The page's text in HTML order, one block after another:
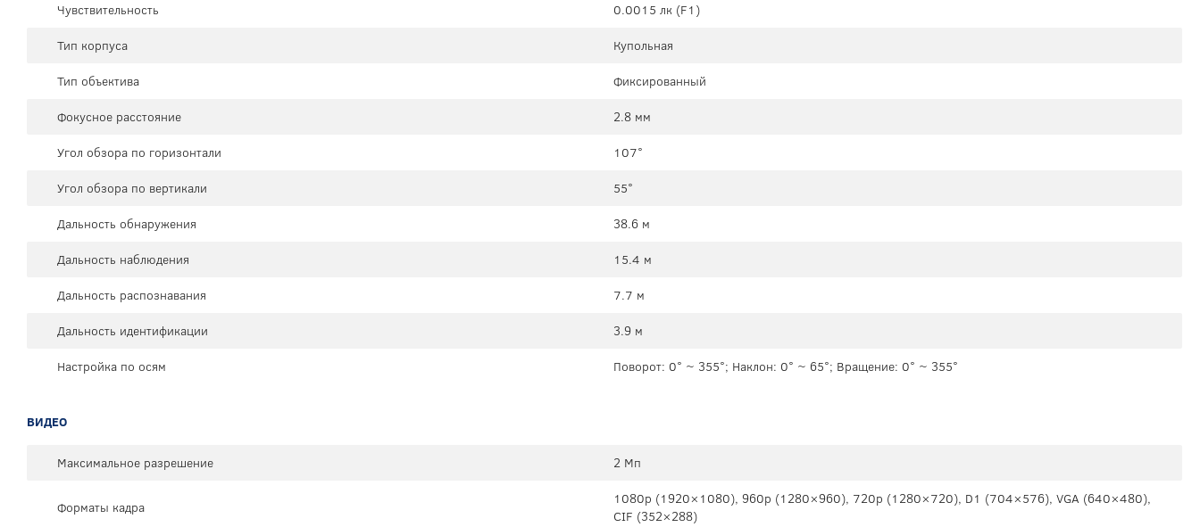
Чувствительность
0.0015 лк (F1)
Тип корпуса
Купольная
Тип объектива
Фиксированный
Фокусное расстояние
2.8 мм
Угол обзора по горизонтали
107°
Угол обзора по вертикали
55°
Дальность обнаружения
38.6 м
Дальность наблюдения
15.4 м
Дальность распознавания
7.7 м
Дальность идентификации
3.9 м
Настройка по осям
Поворот: 0° ~ 355°; Наклон: 0° ~ 65°; Вращение: 0° ~ 355°
ВИДЕО
Максимальное разрешение 2 Мп
Форматы кадра
1080p (1920×1080), 960p (1280×960), 720p (1280×720), D1 (704×576), VGA (640×480),
CIF (352×288)